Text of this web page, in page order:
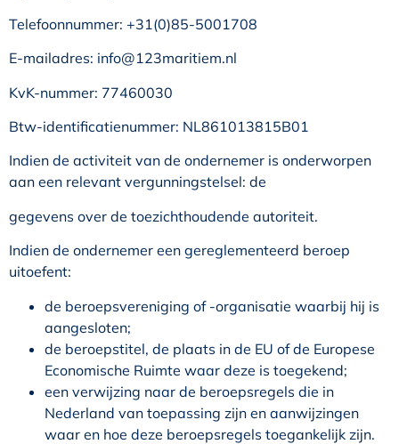
Telefoonnummer: +31(0)85-5001708
E-mailadres: info@123maritiem.nl
KvK-nummer: 77460030
Btw-identificatienummer: NL861013815B01
Indien de activiteit van de ondernemer is onderworpen
aan een relevant vergunningstelsel: de
gegevens over de toezichthoudende autoriteit.
Indien de ondernemer een gereglementeerd beroep
uitoefent:
de beroepsvereniging of -organisatie waarbij hij is
aangesloten;
de beroepstitel, de plaats in de EU of de Europese
Economische Ruimte waar deze is toegekend;
een verwijzing naar de beroepsregels die in
Nederland van toepassing zijn en aanwijzingen
waar en hoe deze beroepsregels toegankelijk zijn.